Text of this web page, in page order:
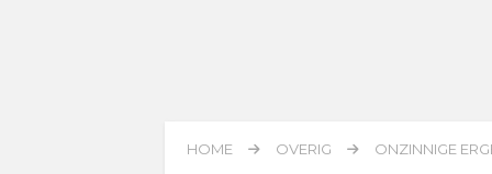
HOME OVERIG ONZINNIGE